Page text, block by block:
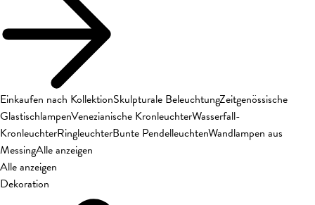
Einkaufen nach KollektionSkulpturale BeleuchtungZeitgenössische
GlastischlampenVenezianische KronleuchterWasserfall-
KronleuchterRingleuchterBunte PendelleuchtenWandlampen aus
MessingAlle anzeigen
Alle anzeigen
Dekoration